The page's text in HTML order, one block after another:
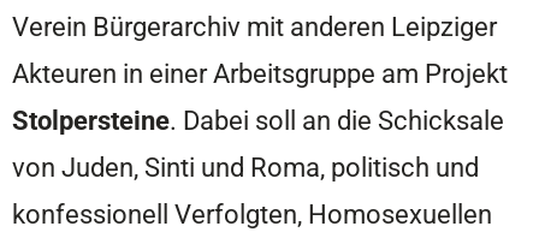
Verein Bürgerarchiv mit anderen Leipziger
Akteuren in einer Arbeitsgruppe am Projekt
Stolpersteine. Dabei soll an die Schicksale
von Juden, Sinti und Roma, politisch und
konfessionell Verfolgten, Homosexuellen